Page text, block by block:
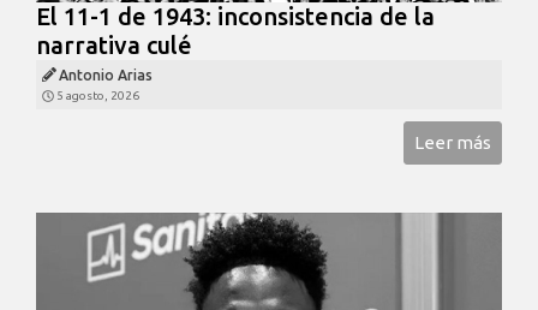
El 11-1 de 1943: inconsistencia de la
narrativa culé
Antonio Arias
5 agosto, 2026
Leer más